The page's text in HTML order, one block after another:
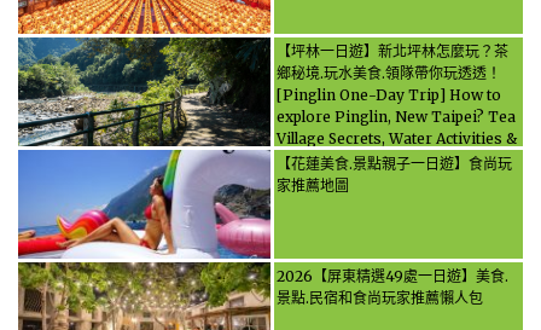
【坪林一日遊】新北坪林怎麼玩？茶
鄉秘境.玩水美食.領隊帶你玩透透！
[Pinglin One-Day Trip] How to
explore Pinglin, New Taipei? Tea
Village Secrets, Water Activities &
Food, Let the guide take you
through it all!
【花蓮美食.景點親子一日遊】食尚玩
家推薦地圖
2026【屏東精選49處一日遊】美食.
景點.民宿和食尚玩家推薦懶人包